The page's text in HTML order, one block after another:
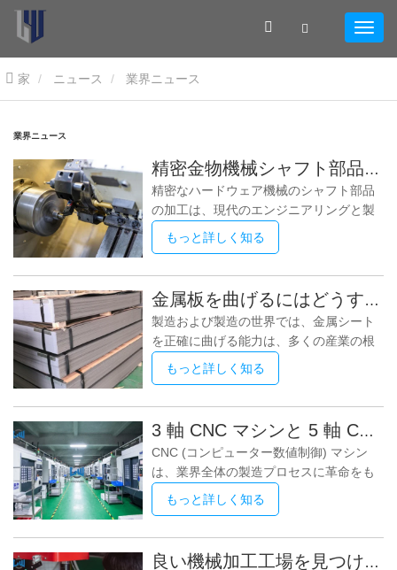
家 ニュース 業界ニュース
業界ニュース
精密金物機械シャフト部品加工
精密なハードウェア機械のシャフト部品
の加工は、現代のエンジニアリングと製
造において重要な側面です。これらの小
さく、一見取るに足らないコンポーネン
ニクスやロボット工学に至るまで、さま
ざまな業界で極めて重要な役割を果たし
ています。この記事では、精密ハードウ
ェア機械のシャフト部品加工の世界を掘
り下げ、その重要性、関連するプロセ
ス、イノベーションへの影響を探りま
す。東莞龍王金物有限公司は、精密ハー
ドウェア機械のシャフト部品加工におけ
る豊富な加工経験を持ち、同時に工場所
有の20セットの輸入CNC旋盤と、
もっと詳しく知る
金属板を曲げるにはどうすればよいですか?
製造および製造の世界では、金属シート
を正確に曲げる能力は、多くの産業の根
幹を形成するスキルです。堅牢な構造コ
ンポーネントの構築から複雑な機械部品
セスは現代工学の基礎です。この記事で
は、高品質の曲げ金属板の製造を保証す
るために板金製造工場で採用されている
技術、ツール、ベスト プラクティスにつ
いて詳しく説明します。 1. 材料の選択
金属シートを曲げる最初のステップは、
適切な材料を選択することです。板金製
造工場では、ステンレス鋼、アルミニウ
もっと詳しく知る
3 軸 CNC マシンと 5 軸 CNC マシンの違いを探る
CNC (コンピューター数値制御) マシン
は、業界全体の製造プロセスに革命をも
たらし、精度、効率、自動化を実現しま
した。利用可能なさまざまなタイプの
CNC マシンは、独自の機能を持つ 2 つの
もっと詳しく知る
良い機械加工工場を見つける10のヒント!